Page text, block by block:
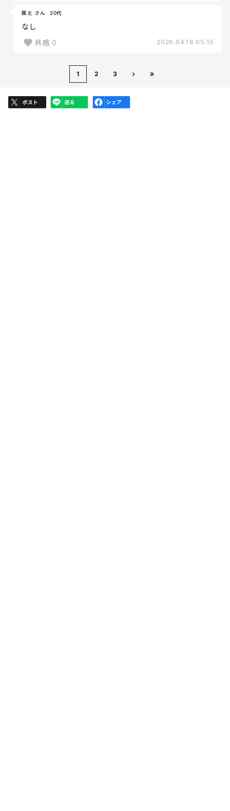
匿名 さん 20代
なし
共感 0 2026.04.18 05:15
1 2 3